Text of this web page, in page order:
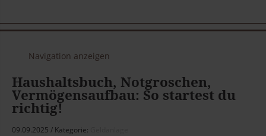
Navigation anzeigen
Haushaltsbuch, Notgroschen,
Vermögensaufbau: So startest du
richtig!
09.09.2025 Kategorie: